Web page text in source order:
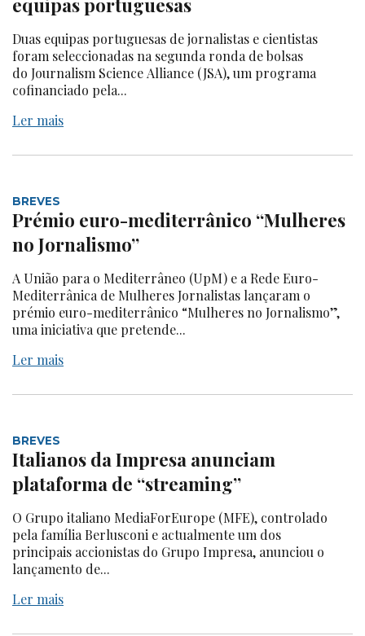
Duas equipas portuguesas de jornalistas e cientistas
foram seleccionadas na segunda ronda de bolsas
do Journalism Science Alliance (JSA), um programa
cofinanciado pela...
Ler mais
BREVES
Prémio euro-mediterrânico “Mulheres
no Jornalismo”
A União para o Mediterrâneo (UpM) e a Rede Euro-
Mediterrânica de Mulheres Jornalistas lançaram o
prémio euro-mediterrânico “Mulheres no Jornalismo”,
uma iniciativa que pretende...
Ler mais
BREVES
Italianos da Impresa anunciam
plataforma de “streaming”
O Grupo italiano MediaForEurope (MFE), controlado
pela família Berlusconi e actualmente um dos
principais accionistas do Grupo Impresa, anunciou o
lançamento de...
Ler mais